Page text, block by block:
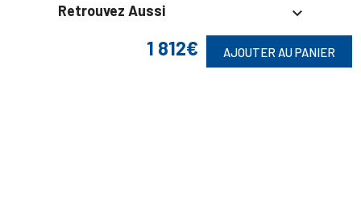
1 812€ AJOUTER AU PANIER
Retrouvez Aussi 